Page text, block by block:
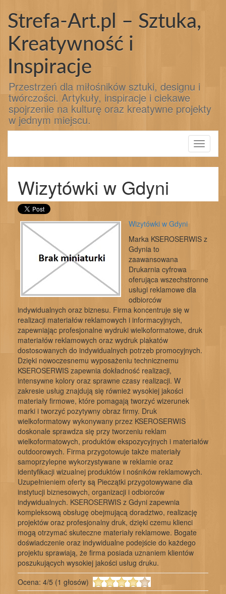
treściStrefa-Art.pl – Sztuka,
Kreatywność i
Inspiracje
Przestrzeń dla miłośników sztuki, designu i
twórczości. Artykuły, inspiracje i ciekawe
spojrzenie na kulturę oraz kreatywne projekty
w jednym miejscu.
Toggle
Wizytówki w Gdyni
Wizytówki w Gdyni
Marka KSEROSERWIS z
Gdynia to
zaawansowana
Drukarnia cyfrowa
oferująca wszechstronne
usługi reklamowe dla
odbiorców
indywidualnych oraz biznesu. Firma koncentruje się w
realizacji materiałów reklamowych i informacyjnych,
zapewniając profesjonalne wydruki wielkoformatowe, druk
materiałów reklamowych oraz wydruk plakatów
dostosowanych do indywidualnych potrzeb promocyjnych.
Dzięki nowoczesnemu wyposażeniu technicznemu
KSEROSERWIS zapewnia dokładność realizacji,
intensywne kolory oraz sprawne czasy realizacji. W
zakresie usług znajdują się również wysokiej jakości
materiały firmowe, które pomagają tworzyć wizerunek
marki i tworzyć pozytywny obraz firmy. Druk
wielkoformatowy wykonywany przez KSEROSERWIS
doskonale sprawdza się przy tworzeniu reklam
wielkoformatowych, produktów ekspozycyjnych i materiałów
outdoorowych. Firma przygotowuje także materiały
samoprzylepne wykorzystywane w reklamie oraz
identyfikacji wizualnej produktów i nośników reklamowych.
Uzupełnieniem oferty są Pieczątki przygotowywane dla
instytucji biznesowych, organizacji i odbiorców
indywidualnych. KSEROSERWIS z Gdyni zapewnia
kompleksową obsługę obejmującą doradztwo, realizację
projektów oraz profesjonalny druk, dzięki czemu klienci
mogą otrzymać skuteczne materiały reklamowe. Bogate
doświadczenie oraz indywidualne podejście do każdego
projektu sprawiają, że firma posiada uznaniem klientów
poszukujących wysokiej jakości usług druku.
Ocena: 4/5 (1 głosów)